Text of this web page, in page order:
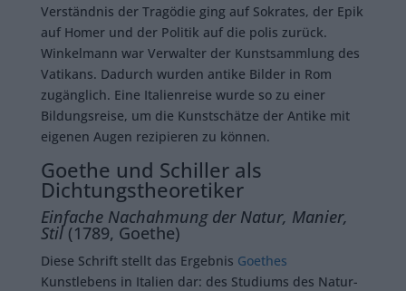
Verständnis der Tragödie ging auf Sokrates, der Epik
auf Homer und der Politik auf die polis zurück.
Winkelmann war Verwalter der Kunstsammlung des
Vatikans. Dadurch wurden antike Bilder in Rom
zugänglich. Eine Italienreise wurde so zu einer
Bildungsreise, um die Kunstschätze der Antike mit
eigenen Augen rezipieren zu können.
Goethe und Schiller als
Dichtungstheoretiker
Einfache Nachahmung der Natur, Manier,
Stil(1789, Goethe)
Diese Schrift stellt das Ergebnis Goethes
Kunstlebens in Italien dar: des Studiums des Natur-